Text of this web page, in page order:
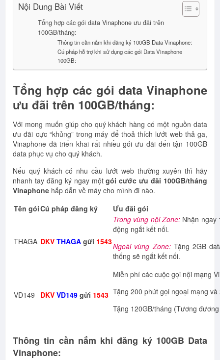
Nội Dung Bài Viết
Tổng hợp các gói data Vinaphone ưu đãi trên
100GB/tháng:
Thông tin cần nắm khi đăng ký 100GB Data Vinaphone:
Cú pháp hỗ trợ khi sử dụng các gói Data Vinaphone
100GB:
Tổng hợp các gói data Vinaphone
ưu đãi trên 100GB/tháng:
Với mong muốn giúp cho quý khách hàng có một nguồn data
ưu đãi cực “khủng” trong máy để thoả thích lướt web thả ga,
Vinaphone đã triển khai rất nhiều gói ưu đãi đến tận 100GB
data phục vụ cho quý khách.
Nếu quý khách có nhu cầu lướt web thường xuyên thì hãy
nhanh tay đăng ký ngay mộtgói cước ưu đãi 100GB/tháng
Vinaphone hấp dẫn về máy cho mình đi nào.
Tên góiCú pháp đăng ký Ưu đãi gói
THAGA DKV THAGA gửi 1543
Trong vùng nội Zone: Nhận ngay
động ngắt kết nối.
Ngoài vùng Zone:Tặng 2GB
thống sẽ ngắt kết nối.
VD149 DKV VD149 gửi 1543
Miễn phí các cuộc gọi nội mạng
Tặng 200 phút gọi ngoại mạng
Tặng 120GB/tháng (Tương
Thông tin cần nắm khi đăng ký 100GB Data
Vinaphone: